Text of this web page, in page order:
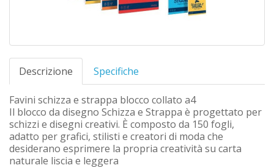
Descrizione Specifiche
Favini schizza e strappa blocco collato a4
Il blocco da disegno Schizza e Strappa è progettato per
schizzi e disegni creativi. È composto da 150 fogli,
adatto per grafici, stilisti e creatori di moda che
desiderano esprimere la propria creatività su carta
naturale liscia e leggera